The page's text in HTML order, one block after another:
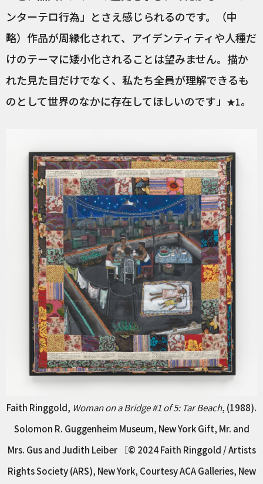
ンターテロ行為」とさえ感じられるのです。（中
略）作品が周縁化されて、アイデンティティや人種だ
けのテーマに矮小化されることは望みません。描か
れた見た目だけでなく、私たち全員が理解できるも
のとして世界のなかに存在してほしいのです」 ★1。
Faith Ringgold, Woman on a Bridge #1 of 5: Tar Beach, (1988).
Solomon R. Guggenheim Museum, New York Gift, Mr. and
Mrs. Gus and Judith Leiber ［© 2024 Faith Ringgold / Artists
Rights Society (ARS), New York, Courtesy ACA Galleries, New